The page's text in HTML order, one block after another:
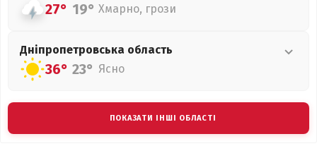
27° 19° Хмарно, грози
Дніпропетровська область
36° 23° Ясно
ПОКАЗАТИ ІНШІ ОБЛАСТІ